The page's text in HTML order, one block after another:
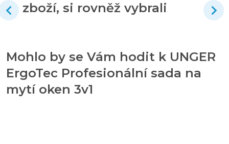
zboží, si rovněž vybrali
Mohlo by se Vám hodit k UNGER
ErgoTec Profesionální sada na
mytí oken 3v1